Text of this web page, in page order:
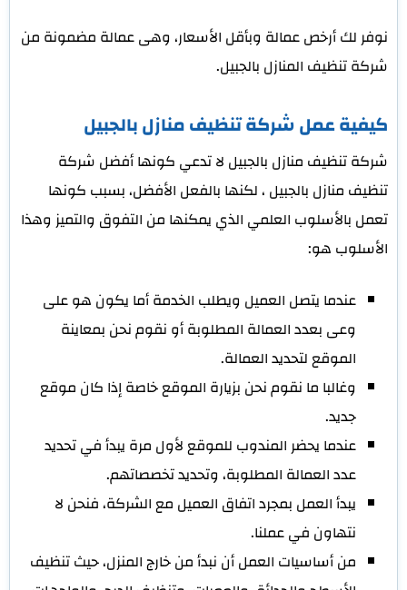
نوفر لك أرخص عمالة وبأقل الأسعار، وهى عمالة مضمونة من
شركة تنظيف المنازل بالجبيل.
كيفية عمل شركة تنظيف منازل بالجبيل
شركة تنظيف منازل بالجبيل لا تدعي كونها أفضل شركة
تنظيف منازل بالجبيل ، لكنها بالفعل الأفضل، بسبب كونها
تعمل بالأسلوب العلمي الذي يمكنها من التفوق والتميز وهذا
الأسلوب هو:
عندما يتصل العميل ويطلب الخدمة أما يكون هو على
وعى بعدد العمالة المطلوبة أو نقوم نحن بمعاينة
الموقع لتحديد العمالة.
وغالبا ما نقوم نحن بزيارة الموقع خاصة إذا كان موقع
جديد.
عندما يحضر المندوب للموقع لأول مرة يبدأ في تحديد
عدد العمالة المطلوبة، وتحديد تخصصاتهم.
يبدأ العمل بمجرد اتفاق العميل مع الشركة، فنحن لا
نتهاون في عملنا.
من أساسيات العمل أن نبدأ من خارج المنزل، حيث تنظيف